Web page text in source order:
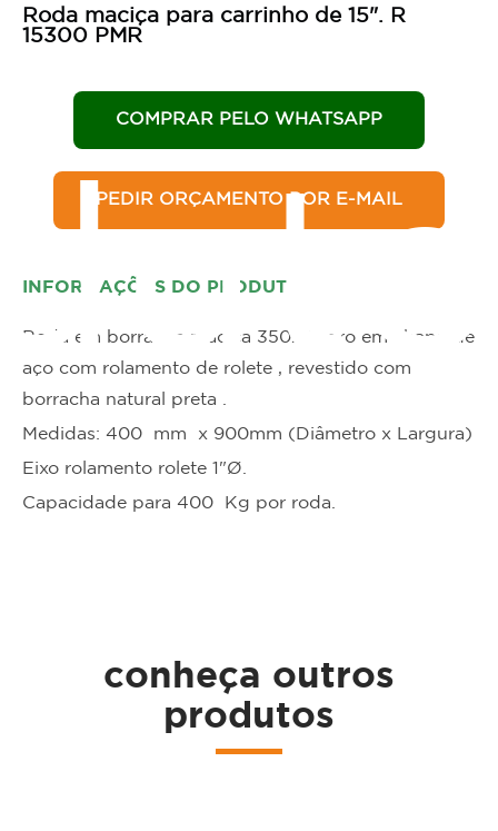
Roda maciça para carrinho de 15". R
15300 PMR
COMPRAR PELO WHATSAPP
PEDIR ORÇAMENTO POR E-MAIL
INFORMAÇÕES DO PRODUTO
Roda em borracha maciça 350x8 , aro em chapa de
aço com rolamento de rolete , revestido com
borracha natural preta .
Medidas: 400 mm x 900mm (Diâmetro x Largura)
Eixo rolamento rolete 1"Ø.
Capacidade para 400 Kg por roda.
conheça outros
produtos